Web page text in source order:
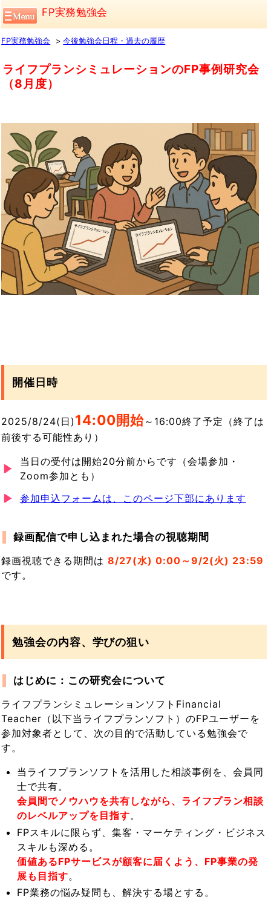
FP実務勉強会
FP実務勉強会 今後勉強会日程・過去の履歴
ライフプランシミュレーションのFP事例研究会
（8月度）
開催日時
2025/8/24(日) 14:00開始～16:00終了予定（終了は
前後する可能性あり）
当日の受付は開始20分前からです（会場参加・
Zoom参加とも）
参加申込フォームは、このページ下部にあります
録画配信で申し込まれた場合の視聴期間
録画視聴できる期間は8/27(水) 0:00～9/2(火) 23:59
です。
勉強会の内容、学びの狙い
はじめに：この研究会について
ライフプランシミュレーションソフトFinancial
Teacher（以下当ライフプランソフト）のFPユーザーを
参加対象者として、次の目的で活動している勉強会で
す。
当ライフプランソフトを活用した相談事例を、会員同
士で共有。
会員間でノウハウを共有しながら、ライフプラン相談
のレベルアップを目指す。
FPスキルに限らず、集客・マーケティング・ビジネス
スキルも深める。
価値あるFPサービスが顧客に届くよう、FP事業の発
展も目指す。
FP業務の悩み疑問も、解決する場とする。